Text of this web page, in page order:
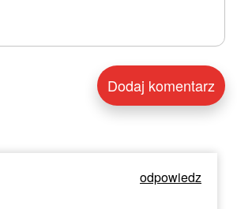
odpowiedz